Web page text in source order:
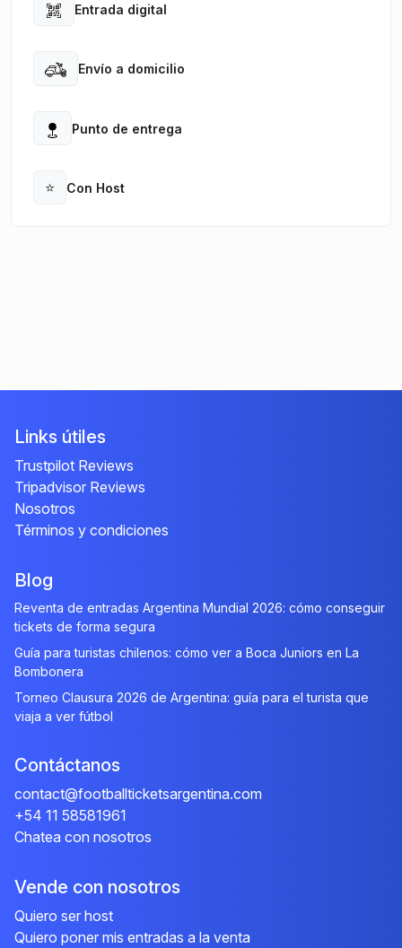
Entrada digital
Open
Envío a domicilio
Open
Punto de entrega
Open
⭐ Con Host
Open
Links útiles
Trustpilot Reviews
Tripadvisor Reviews
Nosotros
Términos y condiciones
Blog
Reventa de entradas Argentina Mundial 2026: cómo conseguir
tickets de forma segura
Guía para turistas chilenos: cómo ver a Boca Juniors en La
Bombonera
Torneo Clausura 2026 de Argentina: guía para el turista que
viaja a ver fútbol
Contáctanos
contact@footballticketsargentina.com
+54 11 58581961
Chatea con nosotros
Vende con nosotros
Quiero ser host
Quiero poner mis entradas a la venta